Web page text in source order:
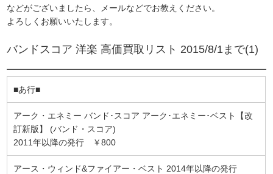
などがございましたら、メールなどでお教えください。
よろしくお願いいたします。
バンドスコア 洋楽 高価買取リスト 2015/8/1まで(1)
■あ行■
アーク・エネミー バンド･スコア アーク･エネミー･ベスト【改
訂新版】 (バンド・スコア)
2011年以降の発行 ￥800
アース・ウィンド&ファイアー・ベスト 2014年以降の発行